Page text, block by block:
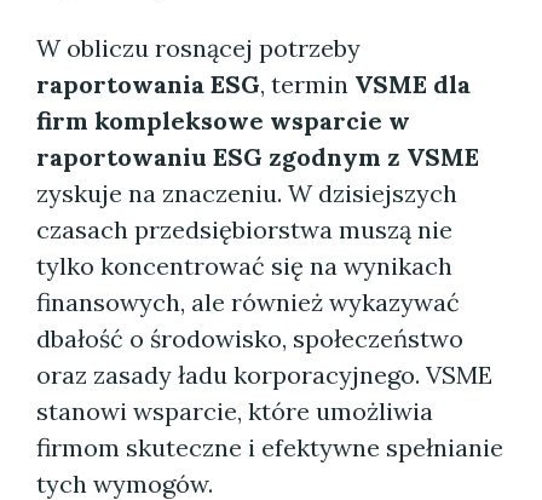
W obliczu rosnącej potrzeby
raportowania ESG, termin VSME dla
firm kompleksowe wsparcie w
raportowaniu ESG zgodnym z VSME
zyskuje na znaczeniu. W dzisiejszych
czasach przedsiębiorstwa muszą nie
tylko koncentrować się na wynikach
finansowych, ale również wykazywać
dbałość o środowisko, społeczeństwo
oraz zasady ładu korporacyjnego. VSME
stanowi wsparcie, które umożliwia
firmom skuteczne i efektywne spełnianie
tych wymogów.